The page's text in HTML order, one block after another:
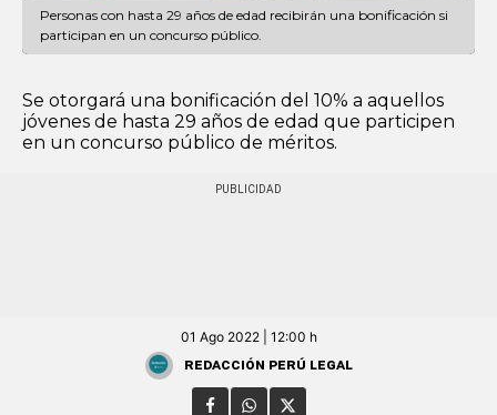
Personas con hasta 29 años de edad recibirán una bonificación si
participan en un concurso público.
Se otorgará una bonificación del 10% a aquellos
jóvenes de hasta 29 años de edad que participen
en un concurso público de méritos.
01 Ago 2022 | 12:00 h
Redacción Perú Legal